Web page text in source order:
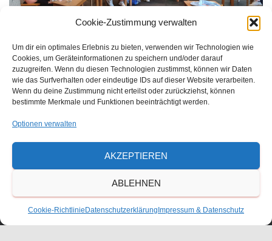
Cookie-Zustimmung verwalten
Um dir ein optimales Erlebnis zu bieten, verwenden wir Technologien wie
Cookies, um Geräteinformationen zu speichern und/oder darauf
zuzugreifen. Wenn du diesen Technologien zustimmst, können wir Daten
wie das Surfverhalten oder eindeutige IDs auf dieser Website verarbeiten.
Wenn du deine Zustimmung nicht erteilst oder zurückziehst, können
bestimmte Merkmale und Funktionen beeinträchtigt werden.
Optionen verwalten
AKZEPTIEREN
ABLEHNEN
Cookie-Richtlinie Datenschutzerklärung Impressum & Datenschutz
Größe:150 × 150 | 300 × 225 750 × 563 | 750 × 563 | 1536 ×
1152 | 2048 × 1536 | 360 × 240 | 2560 × 1920
Waldorfschulverein Frankenthal-Pfalz e.V.